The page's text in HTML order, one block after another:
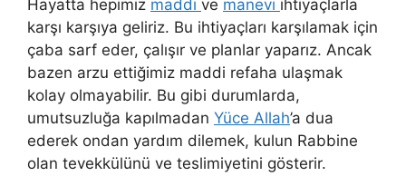
Hayatta hepimiz maddi ve manevi ihtiyaçlarla
karşı karşıya geliriz. Bu ihtiyaçları karşılamak için
çaba sarf eder, çalışır ve planlar yaparız. Ancak
bazen arzu ettiğimiz maddi refaha ulaşmak
kolay olmayabilir. Bu gibi durumlarda,
umutsuzluğa kapılmadan Yüce Allah’a dua
ederek ondan yardım dilemek, kulun Rabbine
olan tevekkülünü ve teslimiyetini gösterir.